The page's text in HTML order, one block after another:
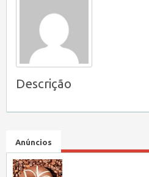
Descrição
Anúncios